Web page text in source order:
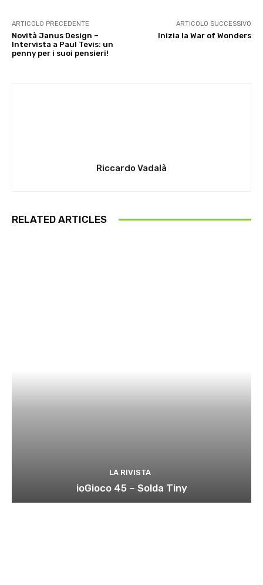
ARTICOLO PRECEDENTE
Novità Janus Design –
Intervista a Paul Tevis: un
penny per i suoi pensieri!
ARTICOLO SUCCESSIVO
Inizia la War of Wonders
Riccardo Vadalà
RELATED ARTICLES
LA RIVISTA
ioGioco 45 – Solda Tiny